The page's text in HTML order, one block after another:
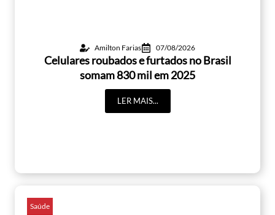
Amilton Farias 07/08/2026
Celulares roubados e furtados no Brasil
somam 830 mil em 2025
LER MAIS...
Saúde